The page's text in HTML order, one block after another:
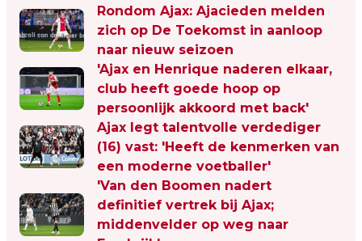
Rondom Ajax: Ajacieden melden
zich op De Toekomst in aanloop
naar nieuw seizoen
'Ajax en Henrique naderen elkaar,
club heeft goede hoop op
persoonlijk akkoord met back'
Ajax legt talentvolle verdediger
(16) vast: 'Heeft de kenmerken van
een moderne voetballer'
'Van den Boomen nadert
definitief vertrek bij Ajax;
middenvelder op weg naar